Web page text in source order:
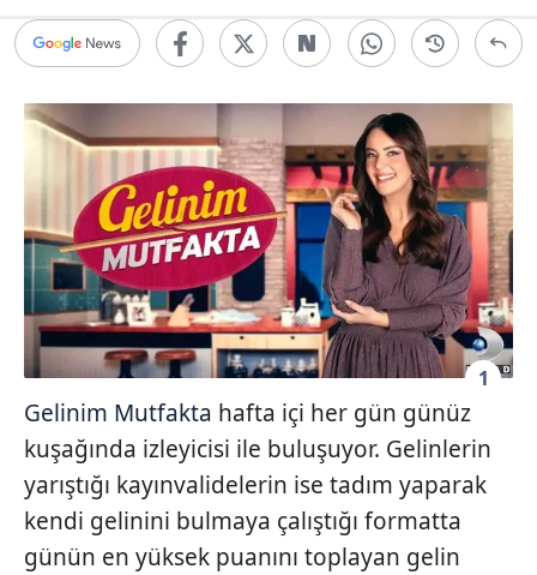
1
Gelinim Mutfakta hafta içi her gün günüz
kuşağında izleyicisi ile buluşuyor. Gelinlerin
yarıştığı kayınvalidelerin ise tadım yaparak
kendi gelinini bulmaya çalıştığı formatta
günün en yüksek puanını toplayan gelin